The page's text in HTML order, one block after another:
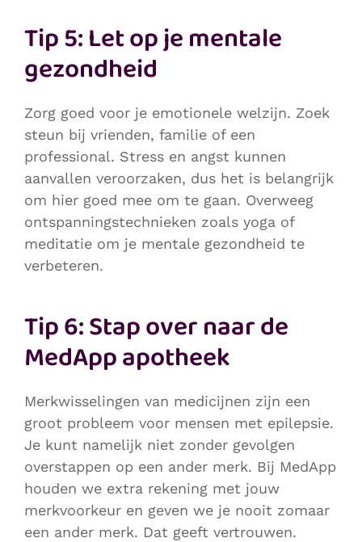
Tip 5: Let op je mentale
gezondheid
Zorg goed voor je emotionele welzijn. Zoek
steun bij vrienden, familie of een
professional. Stress en angst kunnen
aanvallen veroorzaken, dus het is belangrijk
om hier goed mee om te gaan. Overweeg
ontspanningstechnieken zoals yoga of
meditatie om je mentale gezondheid te
verbeteren.
Tip 6: Stap over naar de
MedApp apotheek
Merkwisselingen van medicijnen zijn een
groot probleem voor mensen met epilepsie.
Je kunt namelijk niet zonder gevolgen
overstappen op een ander merk. Bij MedApp
houden we extra rekening met jouw
merkvoorkeur en geven we je nooit zomaar
een ander merk. Dat geeft vertrouwen.